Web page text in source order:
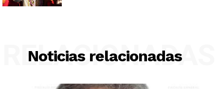
Noticias relacionadas
RELACIONADAS